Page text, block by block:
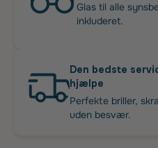
Glas til alle
inkluderet.
Den bedste
hjælpe
Perfekte briller,
uden besvær.